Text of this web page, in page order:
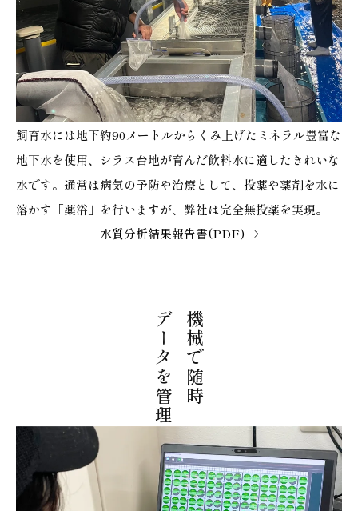
飼育水には地下約90メートルからくみ上げたミネラル豊富な
地下水を使用、シラス台地が育んだ飲料水に適したきれいな
水です。通常は病気の予防や治療として、投薬や薬剤を水に
溶かす「薬浴」を行いますが、弊社は完全無投薬を実現。
水質分析結果報告書(PDF)
機械で随時
データを管理